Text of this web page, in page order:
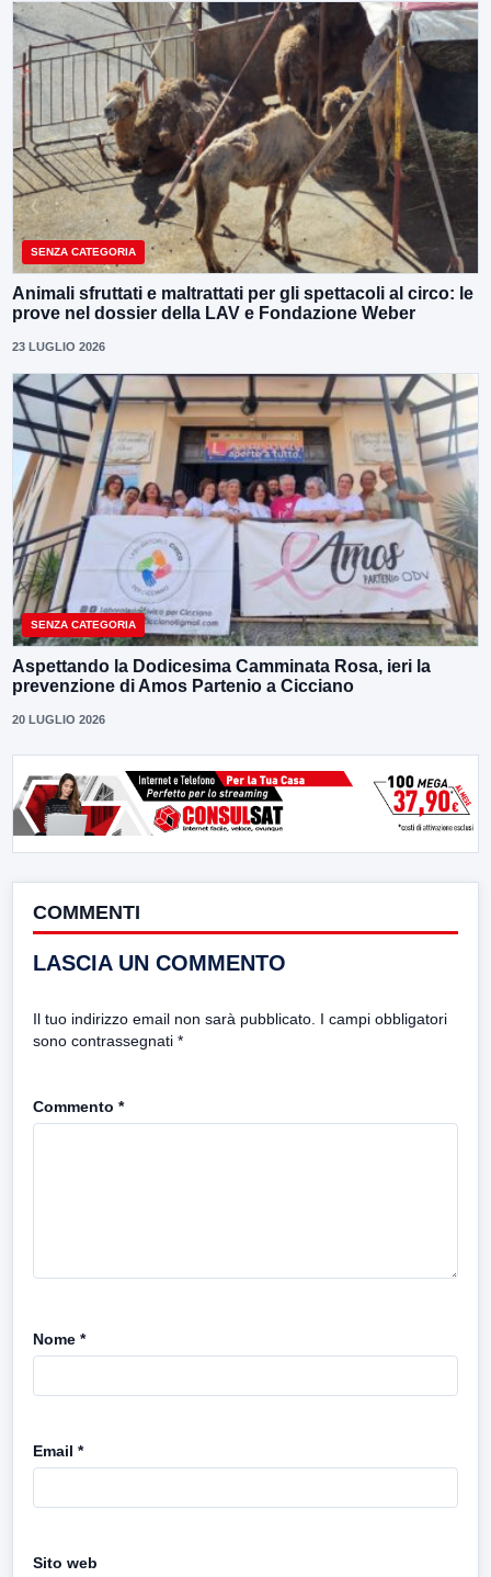
SENZA CATEGORIA
Animali sfruttati e maltrattati per gli spettacoli al circo: le
prove nel dossier della LAV e Fondazione Weber
23 LUGLIO 2026
SENZA CATEGORIA
Aspettando la Dodicesima Camminata Rosa, ieri la
prevenzione di Amos Partenio a Cicciano
20 LUGLIO 2026
COMMENTI
LASCIA UN COMMENTO
Il tuo indirizzo email non sarà pubblicato. I campi obbligatori
sono contrassegnati *
Commento *
Nome *
Email *
Sito web